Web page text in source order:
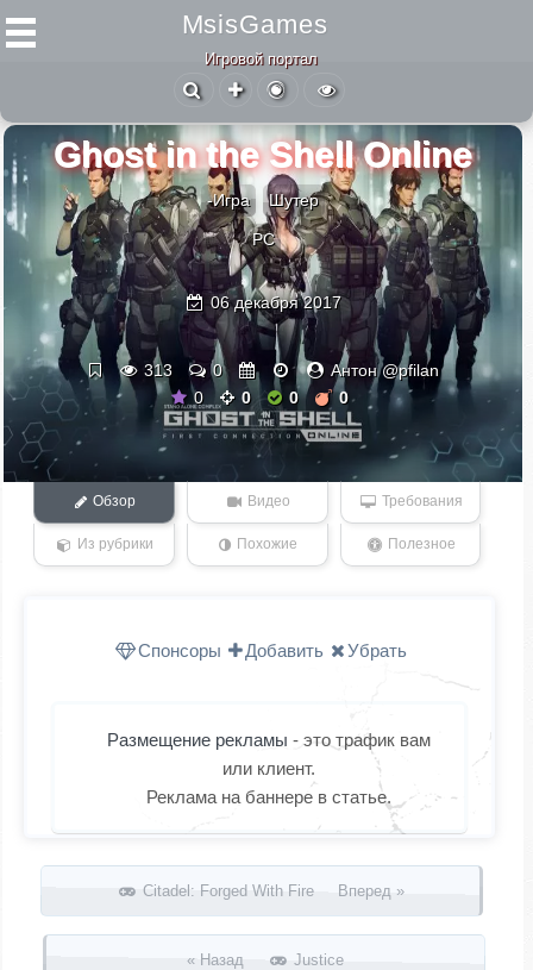
MsisGames
Игровой портал
Ghost in the Shell Online
-Игра Шутер
PC
06 декабря 2017
313 0
Антон @pfilan
0
0 0 0
Обзор Видео Требования
Из рубрики Похожие Полезное
Спонсоры Добавить Убрать
Размещение рекламы - это трафик вам
или клиент.
Реклама на баннере в статье.
Запись навигация
Citadel: Forged With Fire Вперед »
« Назад Justice